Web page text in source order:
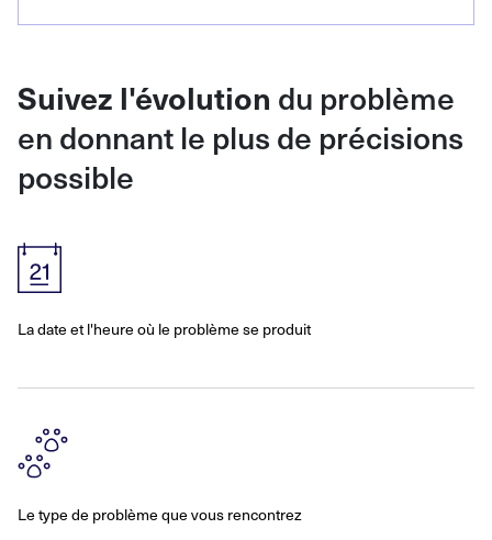
Suivez l'évolution du problème
en donnant le plus de précisions
possible
La date et l'heure où le problème se produit
Le type de problème que vous rencontrez